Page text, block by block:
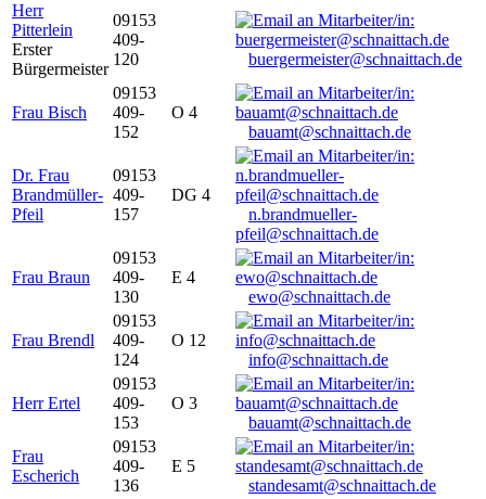
Herr
Pitterlein
Erster
Bürgermeister
09153
409-
120
buergermeister@schnaittach.de
Frau Bisch
09153
409-
152
O 4
bauamt@schnaittach.de
Dr. Frau
Brandmüller-
Pfeil
09153
409-
157
DG 4
n.brandmueller-
pfeil@schnaittach.de
Frau Braun
09153
409-
130
E 4
ewo@schnaittach.de
Frau Brendl
09153
409-
124
O 12
info@schnaittach.de
Herr Ertel
09153
409-
153
O 3
bauamt@schnaittach.de
Frau
Escherich
09153
409-
136
E 5
standesamt@schnaittach.de